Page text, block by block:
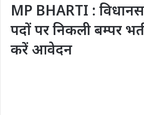
MP BHARTI :
पदों पर निकली बम्पर
करें आवेदन